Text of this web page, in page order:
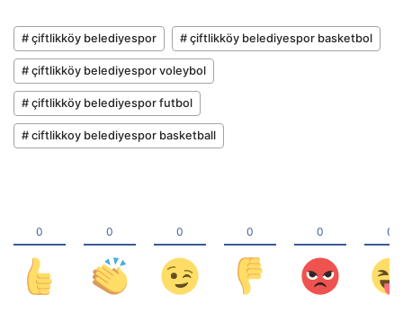
# çiftlikköy belediyespor # çiftlikköy belediyespor basketbol
# çiftlikköy belediyespor voleybol
# çiftlikköy belediyespor futbol
# ciftlikkoy belediyespor basketball